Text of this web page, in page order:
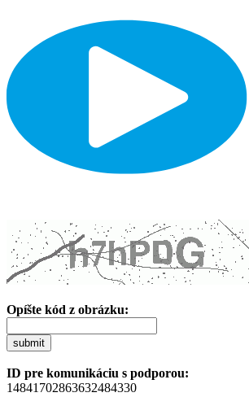
Opíšte kód z obrázku:
submit
ID pre komunikáciu s podporou:
14841702863632484330